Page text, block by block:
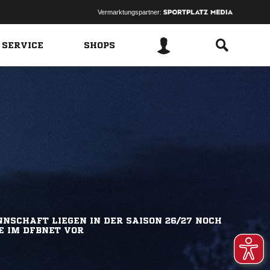
Vermarktungspartner:
SHOPS
LIEGEN IN DER SAISON 26/27 NOCH
IM DFBNET VOR